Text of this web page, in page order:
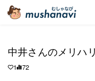
中井さんのメリハ
1 72